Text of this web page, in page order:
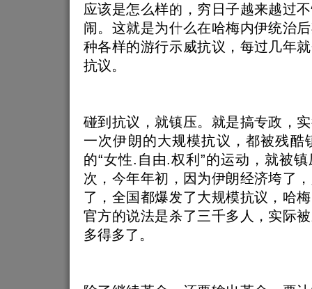
应该是怎么样的，穷日子越来越过
闹。这就是为什么在哈梅内伊统治
种各样的游行示威抗议，每过几年
抗议。
碰到抗议，就镇压。就是搞专政，
一次伊朗的大规模抗议，都被残酷
的“女性.自由.权利”的运动，就被
次，今年年初，因为伊朗经济垮了
了，全国都爆发了大规模抗议，哈
官方的说法是杀了三千多人，实际
多得多了。